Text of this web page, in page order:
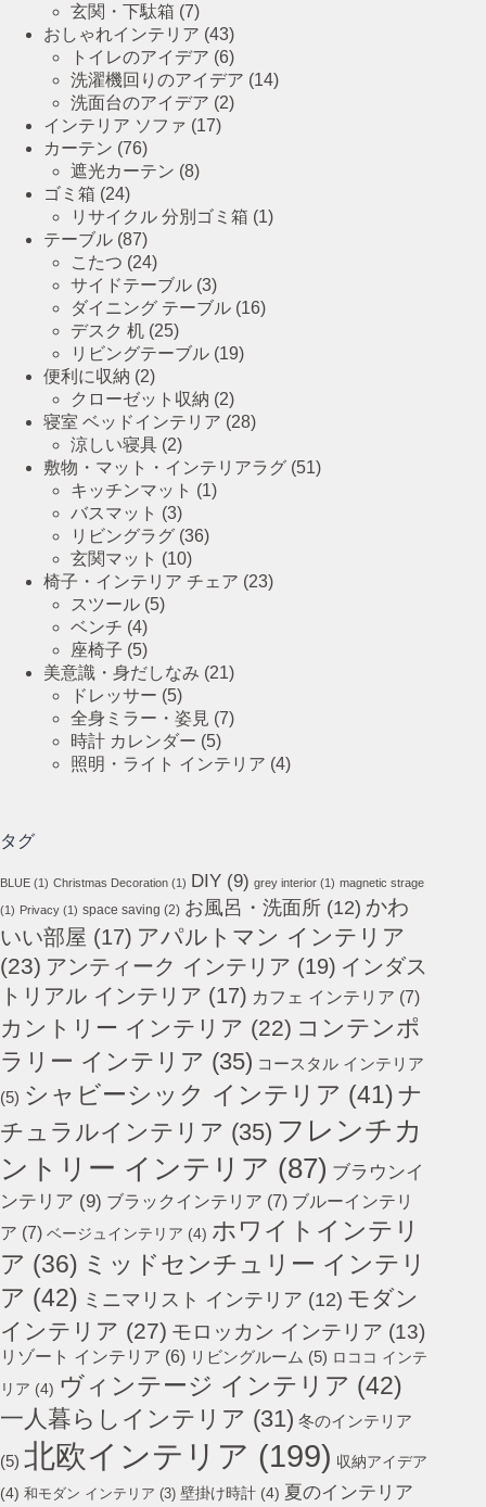
玄関・下駄箱 (7)
おしゃれインテリア (43)
トイレのアイデア (6)
洗濯機回りのアイデア (14)
洗面台のアイデア (2)
インテリア ソファ (17)
カーテン (76)
遮光カーテン (8)
ゴミ箱 (24)
リサイクル 分別ゴミ箱 (1)
テーブル (87)
こたつ (24)
サイドテーブル (3)
ダイニング テーブル (16)
デスク 机 (25)
リビングテーブル (19)
便利に収納 (2)
クローゼット収納 (2)
寝室 ベッドインテリア (28)
涼しい寝具 (2)
敷物・マット・インテリアラグ (51)
キッチンマット (1)
バスマット (3)
リビングラグ (36)
玄関マット (10)
椅子・インテリア チェア (23)
スツール (5)
ベンチ (4)
座椅子 (5)
美意識・身だしなみ (21)
ドレッサー (5)
全身ミラー・姿見 (7)
時計 カレンダー (5)
照明・ライト インテリア (4)
タグ
BLUE (1) Christmas Decoration (1) DIY (9) grey interior (1) magnetic strage
(1) Privacy (1) space saving (2) お風呂・洗面所 (12) かわ
いい部屋 (17) アパルトマン インテリア
(23) アンティーク インテリア (19) インダス
トリアル インテリア (17) カフェ インテリア (7)
カントリー インテリア (22) コンテンポ
ラリー インテリア (35) コースタル インテリア
(5) シャビーシック インテリア (41) ナ
チュラルインテリア (35) フレンチカ
ントリー インテリア (87) ブラウンイ
ンテリア (9) ブラックインテリア (7) ブルーインテリ
ア (7) ベージュインテリア (4) ホワイトインテリ
ア (36) ミッドセンチュリー インテリ
ア (42) ミニマリスト インテリア (12) モダン
インテリア (27) モロッカン インテリア (13)
リゾート インテリア (6) リビングルーム (5) ロココ インテ
リア (4) ヴィンテージ インテリア (42)
一人暮らしインテリア (31) 冬のインテリア
(5) 北欧インテリア (199) 収納アイデア
(4) 和モダン インテリア (3) 壁掛け時計 (4) 夏のインテリア